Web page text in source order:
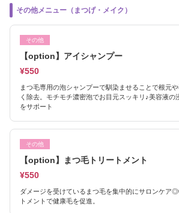
その他メニュー（まつげ・メイク）
その他
【option】アイシャンプー
¥550
まつ毛専用の泡シャンプーで馴染ませることで根元
く除去。モチモチ濃密泡でお目元スッキリ♪美容液の
をサポート
その他
【option】まつ毛トリートメント
¥550
ダメージを受けているまつ毛を集中的にサロンケア
トメントで健康毛を促進。